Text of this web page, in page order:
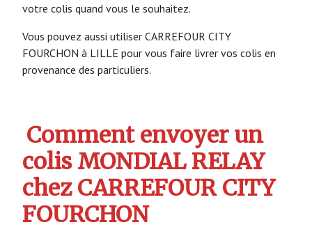
votre colis quand vous le souhaitez.
Vous pouvez aussi utiliser CARREFOUR CITY
FOURCHON à LILLE pour vous faire livrer vos colis en
provenance des particuliers.
Comment envoyer un
colis MONDIAL RELAY
chez CARREFOUR CITY
FOURCHON